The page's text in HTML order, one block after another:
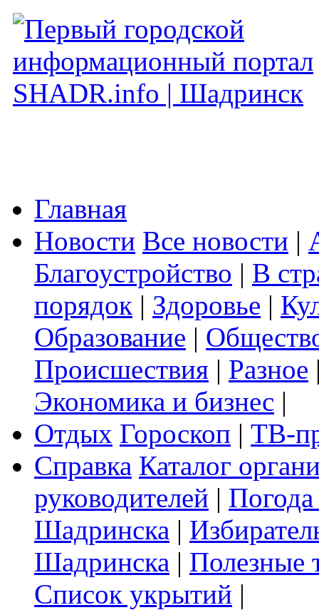
Главная
Новости Все новости |
Благоустройство | В
порядок | Здоровье |
Образование |
Происшествия | Разное
Экономика и бизнес |
Отдых Гороскоп | ТВ-
Справка Каталог
руководителей |
Шадринска |
Шадринска | Полезные
Список укрытий |